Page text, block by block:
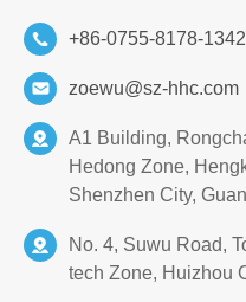
+86-0755-8178-1342
zoewu@sz-hhc.com
A1 Building,
Hedong Zone,
Shenzhen City,
No. 4, Suwu Road,
tech Zone, Huizhou